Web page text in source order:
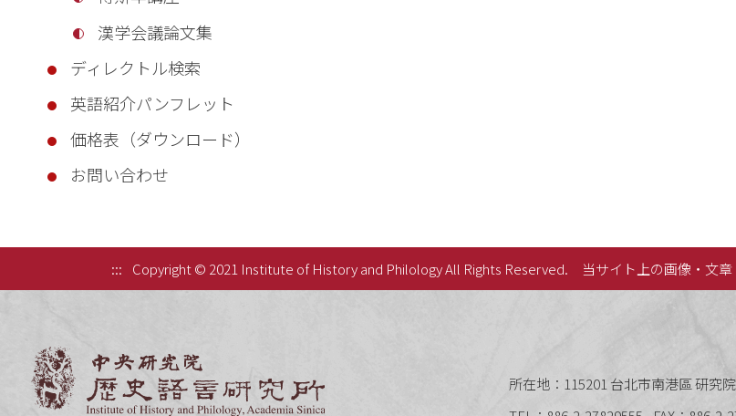
漢学会議論文集
ディレクトル検索
英語紹介パンフレット
価格表（ダウンロード）
お問い合わせ
::: Copyright © 2021 Institute of History and Philology All Rights Reserved. 当サイト上の画像・文
所在地：115201 台北市南港區 研究